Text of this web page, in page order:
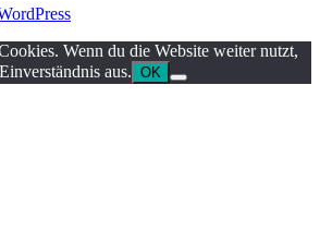
Wenn du die Website weiter nutzt,
aus. OK